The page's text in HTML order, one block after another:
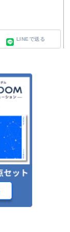
LINEで送る